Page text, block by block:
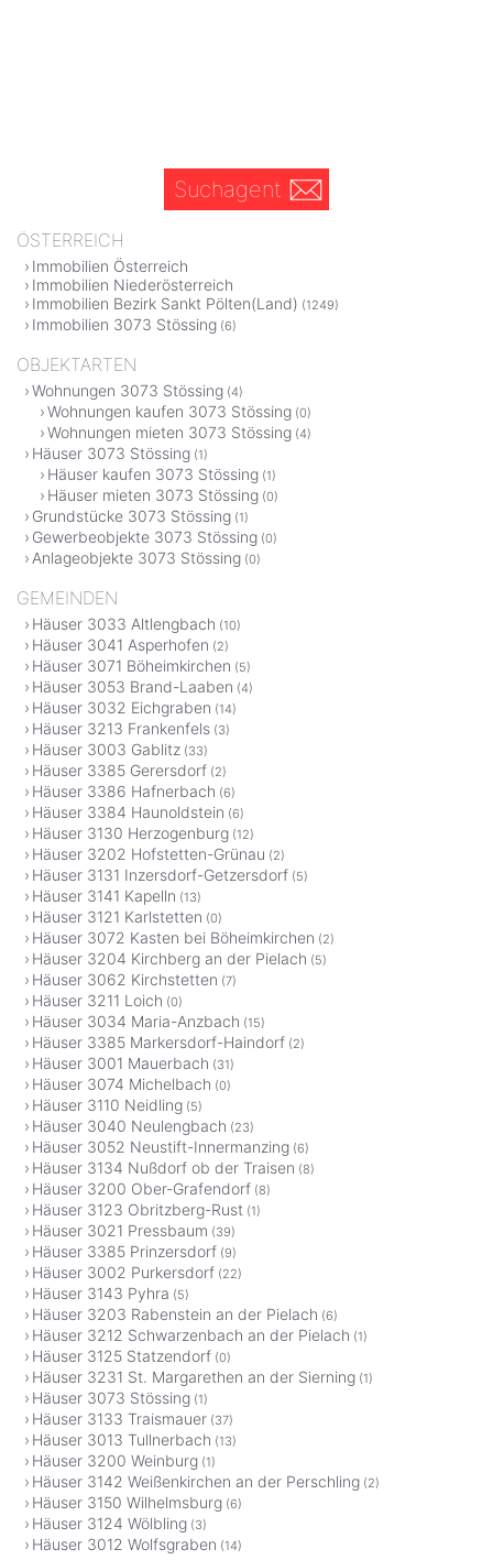
Suchagent
ÖSTERREICH
Immobilien Österreich
Immobilien Niederösterreich
Immobilien Bezirk Sankt Pölten(Land) (1249)
Immobilien 3073 Stössing (6)
OBJEKTARTEN
Wohnungen 3073 Stössing (4)
Wohnungen kaufen 3073 Stössing (0)
Wohnungen mieten 3073 Stössing (4)
Häuser 3073 Stössing (1)
Häuser kaufen 3073 Stössing (1)
Häuser mieten 3073 Stössing (0)
Grundstücke 3073 Stössing (1)
Gewerbeobjekte 3073 Stössing (0)
Anlageobjekte 3073 Stössing (0)
GEMEINDEN
Häuser 3033 Altlengbach (10)
Häuser 3041 Asperhofen (2)
Häuser 3071 Böheimkirchen (5)
Häuser 3053 Brand-Laaben (4)
Häuser 3032 Eichgraben (14)
Häuser 3213 Frankenfels (3)
Häuser 3003 Gablitz (33)
Häuser 3385 Gerersdorf (2)
Häuser 3386 Hafnerbach (6)
Häuser 3384 Haunoldstein (6)
Häuser 3130 Herzogenburg (12)
Häuser 3202 Hofstetten-Grünau (2)
Häuser 3131 Inzersdorf-Getzersdorf (5)
Häuser 3141 Kapelln (13)
Häuser 3121 Karlstetten (0)
Häuser 3072 Kasten bei Böheimkirchen (2)
Häuser 3204 Kirchberg an der Pielach (5)
Häuser 3062 Kirchstetten (7)
Häuser 3211 Loich (0)
Häuser 3034 Maria-Anzbach (15)
Häuser 3385 Markersdorf-Haindorf (2)
Häuser 3001 Mauerbach (31)
Häuser 3074 Michelbach (0)
Häuser 3110 Neidling (5)
Häuser 3040 Neulengbach (23)
Häuser 3052 Neustift-Innermanzing (6)
Häuser 3134 Nußdorf ob der Traisen (8)
Häuser 3200 Ober-Grafendorf (8)
Häuser 3123 Obritzberg-Rust (1)
Häuser 3021 Pressbaum (39)
Häuser 3385 Prinzersdorf (9)
Häuser 3002 Purkersdorf (22)
Häuser 3143 Pyhra (5)
Häuser 3203 Rabenstein an der Pielach (6)
Häuser 3212 Schwarzenbach an der Pielach (1)
Häuser 3125 Statzendorf (0)
Häuser 3231 St. Margarethen an der Sierning (1)
Häuser 3073 Stössing (1)
Häuser 3133 Traismauer (37)
Häuser 3013 Tullnerbach (13)
Häuser 3200 Weinburg (1)
Häuser 3142 Weißenkirchen an der Perschling (2)
Häuser 3150 Wilhelmsburg (6)
Häuser 3124 Wölbling (3)
Häuser 3012 Wolfsgraben (14)